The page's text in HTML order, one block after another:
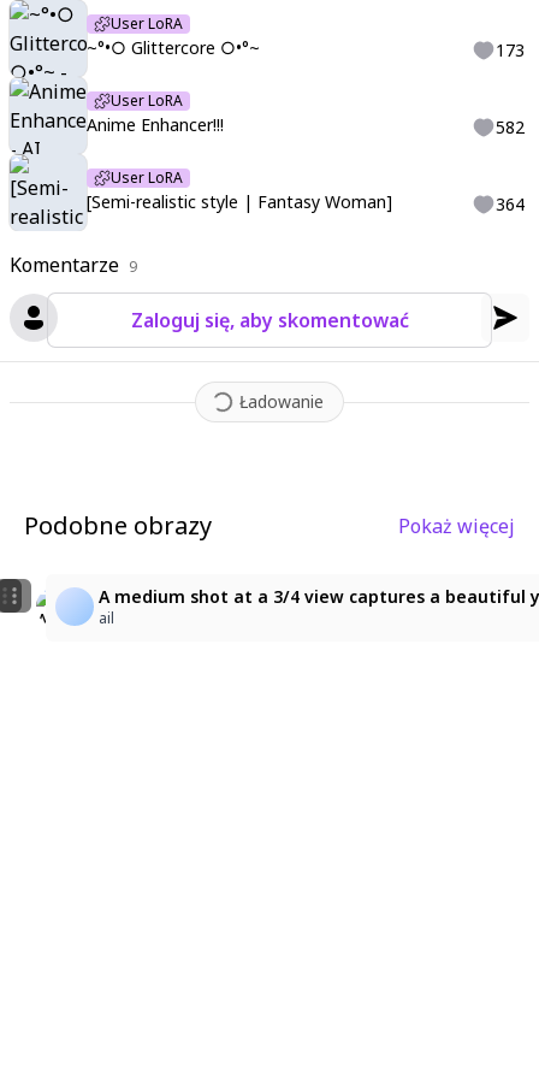
Komentarze 9
Zaloguj się, aby skomentować
Ładowanie
User LoRA
~°•○ Glittercore ○•°~ 173
User LoRA
Anime Enhancer!!! 582
User LoRA
[Semi-realistic style | Fantasy Woman] 364
Podobne obrazy Pokaż więcej
blazhertz
ステラ
A medium shot at a 3/4 view captures a beautiful
ail